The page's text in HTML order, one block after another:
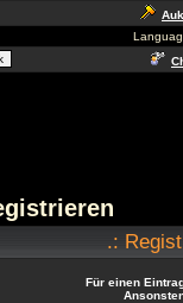
.:
Für einen